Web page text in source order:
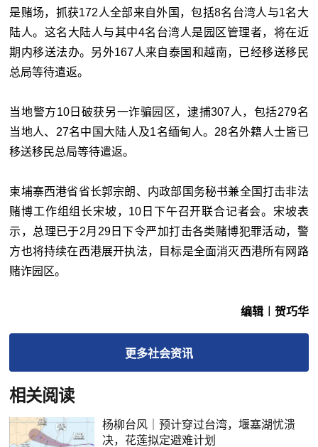
是赌场，抓获172人全部来自外国，包括8名台湾人与1名大
陆人。这名大陆人与其中4名台湾人是园区管理者，将在近
期内移送法办。另外167人来自泰国和越南，已经移送移民
总局等待遣返。
当地警方10日破获另一诈骗园区，逮捕307人，包括279名
当地人、27名中国大陆人及1名缅甸人。28名外籍人士皆已
移送移民总局等待遣返。
柬埔寨西港省省长郭宗朗、内政部国务秘书兼全国打击非法
赌博工作组组长宋坡，10日下午召开联合记者会。宋坡表
示，总理已于2月29日下令严加打击各类赌博犯罪活动，警
方也将持续在西港展开执法，目标是全面消灭西港所有网路
赌诈园区。
编辑︱贺巧华
更多社会资讯
相关阅读
杨柳台风｜预计穿过台湾，堰塞湖忧溃
决，花莲拟定避难计划